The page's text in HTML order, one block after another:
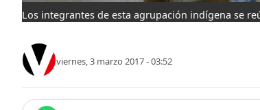
Los integrantes de esta agrupación indígena se
viernes, 3 marzo 2017 - 03:52